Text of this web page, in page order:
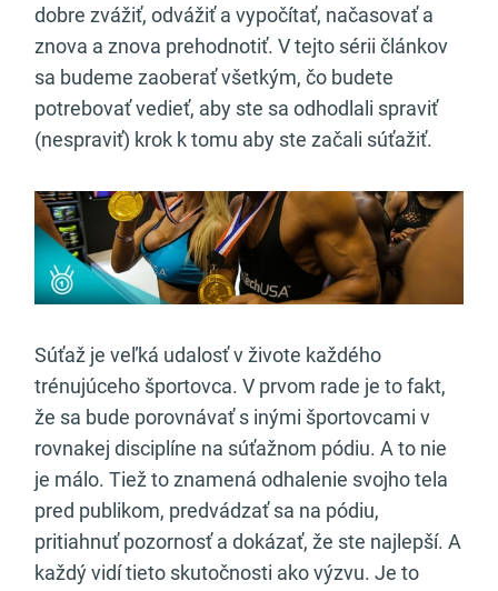
dobre zvážiť, odvážiť a vypočítať, načasovať a
znova a znova prehodnotiť. V tejto sérii článkov
sa budeme zaoberať všetkým, čo budete
potrebovať vedieť, aby ste sa odhodlali spraviť
(nespraviť) krok k tomu aby ste začali súťažiť.
Súťaž je veľká udalosť v živote každého
trénujúceho športovca. V prvom rade je to fakt,
že sa bude porovnávať s inými športovcami v
rovnakej disciplíne na súťažnom pódiu. A to nie
je málo. Tiež to znamená odhalenie svojho tela
pred publikom, predvádzať sa na pódiu,
pritiahnuť pozornosť a dokázať, že ste najlepší. A
každý vidí tieto skutočnosti ako výzvu. Je to